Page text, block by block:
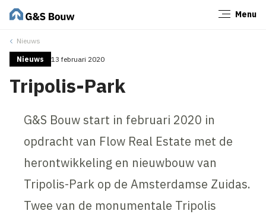
Menu
Nieuws
Nieuws 13 februari 2020
Tripolis-Park
G&S Bouw start in februari 2020 in
opdracht van Flow Real Estate met de
herontwikkeling en nieuwbouw van
Tripolis-Park op de Amsterdamse Zuidas.
Twee van de monumentale Tripolis
Sluiten